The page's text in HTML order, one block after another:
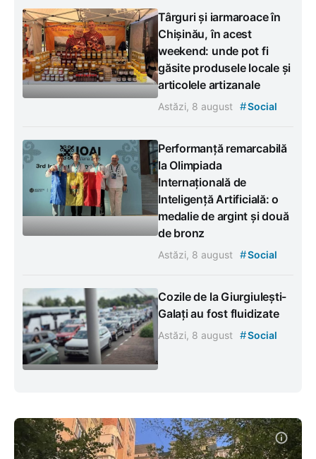
Târguri și iarmaroace în
Chișinău, în acest
weekend: unde pot fi
găsite produsele locale și
articolele artizanale
Astăzi, 8 august #Social
Performanță remarcabilă
la Olimpiada
Internațională de
Inteligență Artificială: o
medalie de argint și două
de bronz
Astăzi, 8 august #Social
Cozile de la Giurgiulești-
Galați au fost fluidizate
Astăzi, 8 august #Social